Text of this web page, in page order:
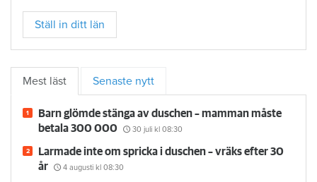
Ställ in ditt län
Mest läst Senaste nytt
Barn glömde stänga av duschen – mamman måste
betala 300 000
30 juli kl 08:30
Larmade inte om spricka i duschen – vräks efter 30
år
4 augusti kl 08:30